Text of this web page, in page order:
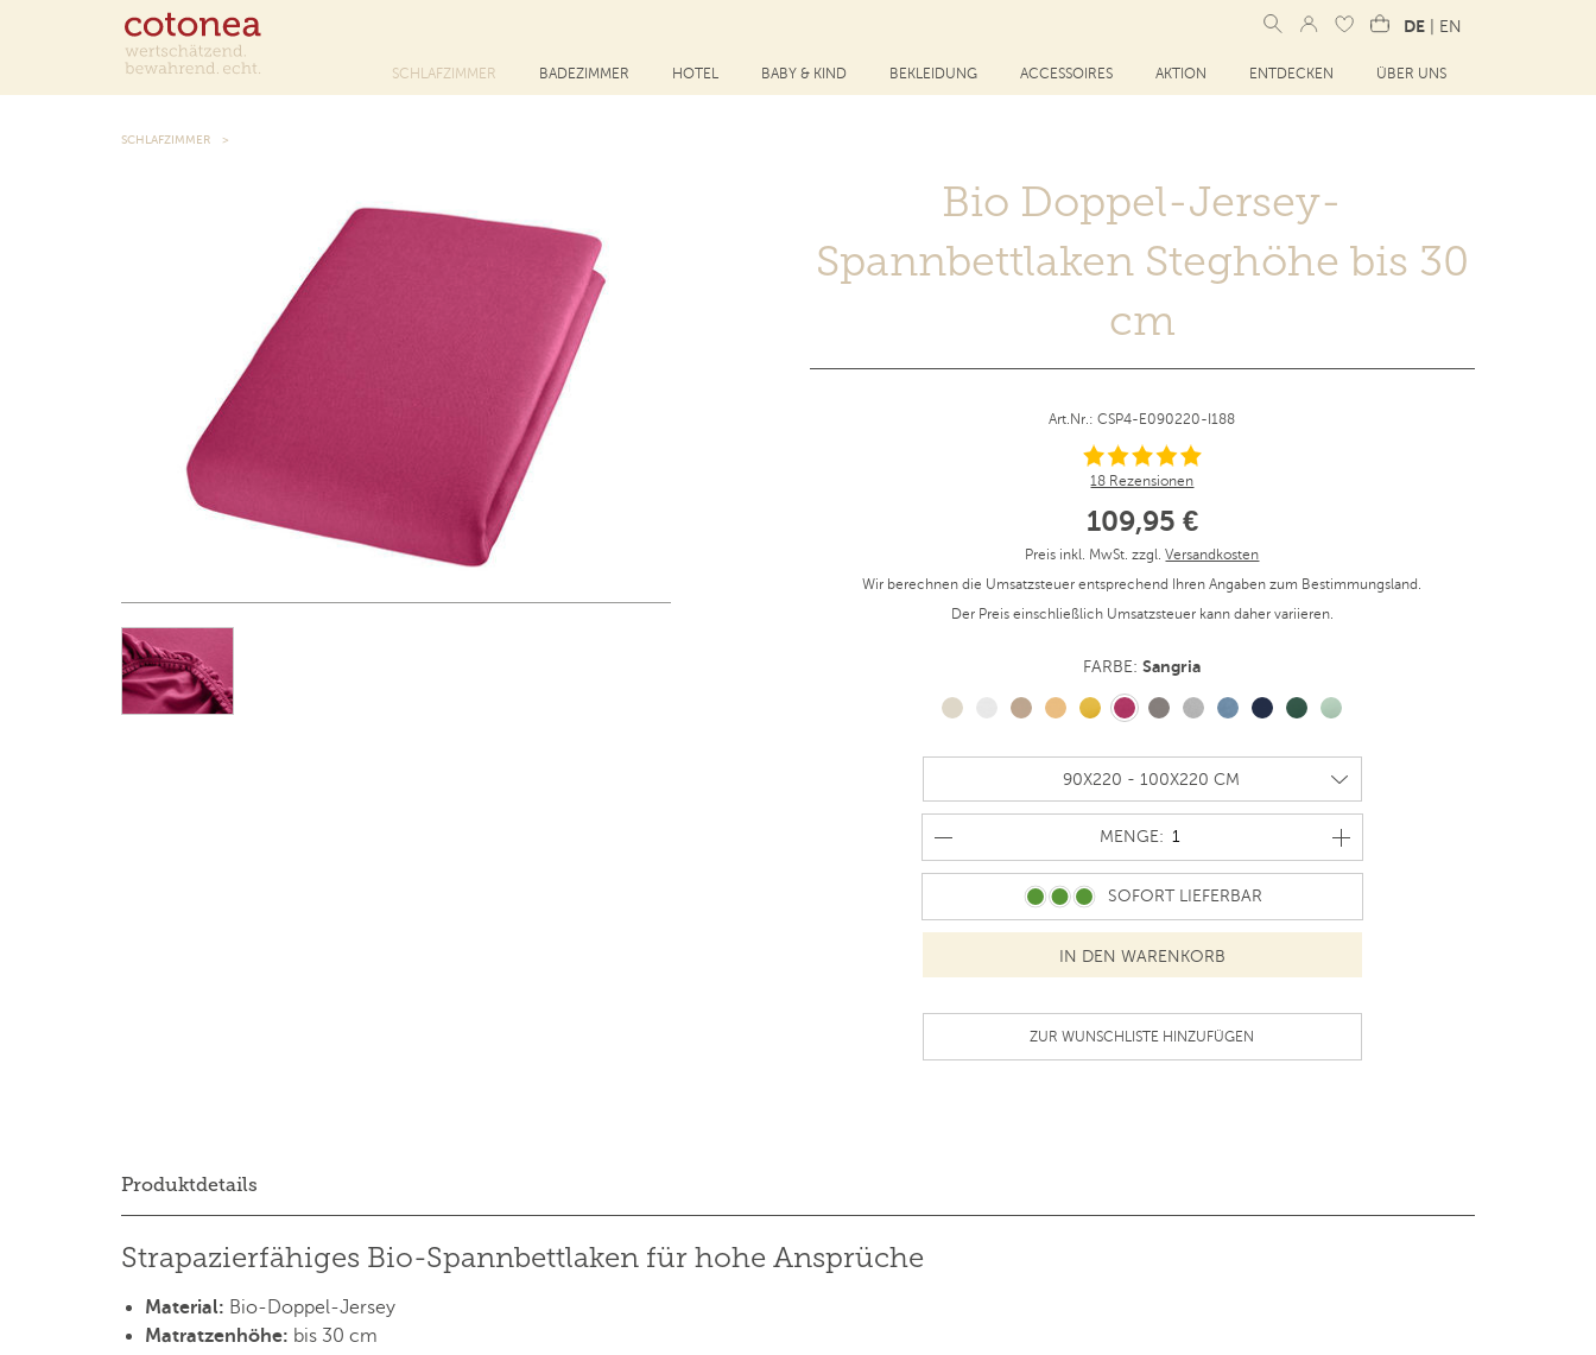
SCHLAFZIMMER BADEZIMMER HOTEL BABY & KIND BEKLEIDUNG ACCESSOIRES AKTION ENTDECKEN ÜBER UNS
DE EN
SCHLAFZIMMER
Bio Doppel-Jersey-
Spannbettlaken Steghöhe bis 30
cm
Art.Nr.: CSP4-E090220-I188
18 Rezensionen
109,95 €
Preis inkl. MwSt. zzgl.Versandkosten
Wir berechnen die Umsatzsteuer entsprechend Ihren Angaben zum Bestimmungsland.
Der Preis einschließlich Umsatzsteuer kann daher variieren.
FARBE:Sangria
MENGE: MENGE
SOFORT LIEFERBAR
ZUR WUNSCHLISTE HINZUFÜGEN
Produktdetails
Strapazierfähiges Bio-Spannbettlaken für hohe Ansprüche
Material: Bio-Doppel-Jersey
Matratzenhöhe: bis 30 cm